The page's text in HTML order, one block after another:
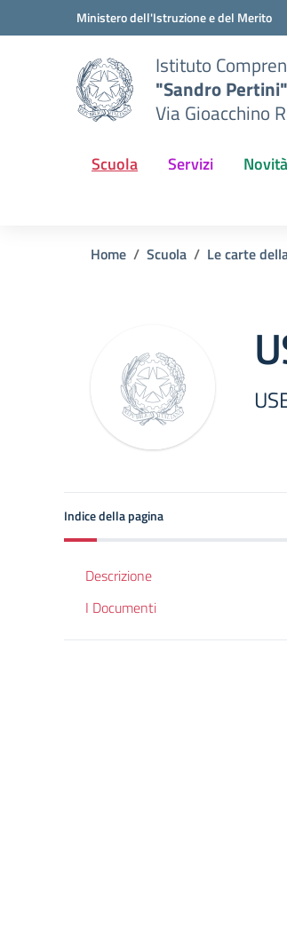
Vai ai contenuti
Vai al menu di navigazioneMinistero dell'Istruzione e del Merito
Istituto
"Sandro Pertini"
Via Gioacchino
Scuola Servizi Novità
Home Scuola Le carte
Indice della pagina
Descrizione
I Documenti